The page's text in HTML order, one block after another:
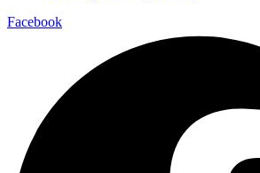
Facebook